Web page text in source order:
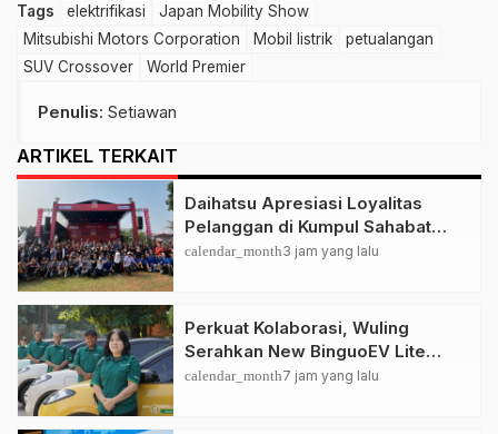
Tags elektrifikasi
Japan Mobility Show
Mitsubishi Motors Corporation
Mobil listrik
petualangan
SUV Crossover
World Premier
Penulis: Setiawan
ARTIKEL TERKAIT
Daihatsu Apresiasi Loyalitas
Pelanggan di Kumpul Sahabat
Depok
calendar_month3 jam yang lalu
Perkuat Kolaborasi, Wuling
Serahkan New BinguoEV Lite
untuk GrabRentals
calendar_month7 jam yang lalu